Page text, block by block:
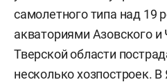
самолетного типа над 19
акваториями Азовского
Тверской области
несколько хозпостроек.